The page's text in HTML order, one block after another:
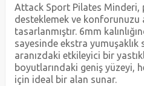
Attack Sport Pilates Minderi,
desteklemek ve konforunuzu
tasarlanmıştır. 6mm
sayesinde ekstra yumuşaklık
aranızdaki etkileyici bir
boyutlarındaki geniş yüzeyi,
için ideal bir alan sunar.